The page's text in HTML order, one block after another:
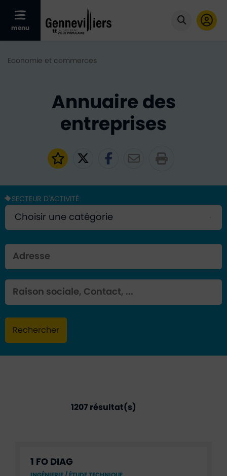
Afficher le menu mobile
menu Cliquer
Economie et commerces
Annuaire des
entreprises
Ajouter aux favoris
Partager sur Twitter
Partager sur
Partager par
SECTEUR D'ACTIVITÉ
Mot clé
Rechercher
1207 résultat(s)
1 FO DIAG